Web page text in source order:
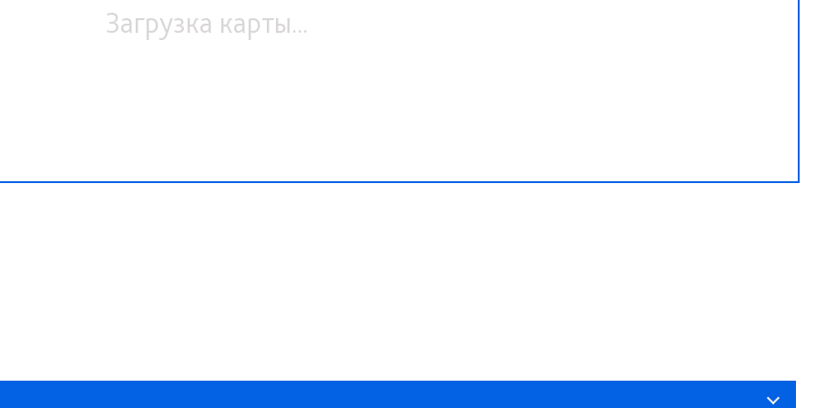
Загрузка карты...